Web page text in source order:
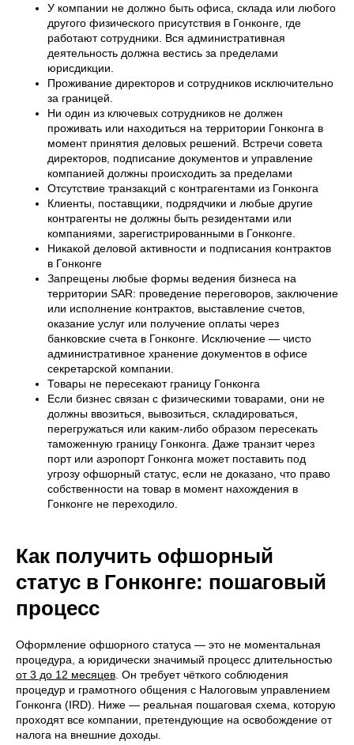
У компании не должно быть офиса, склада или любого
другого физического присутствия в Гонконге, где
работают сотрудники. Вся административная
деятельность должна вестись за пределами
юрисдикции.
Проживание директоров и сотрудников исключительно
за границей.
Ни один из ключевых сотрудников не должен
проживать или находиться на территории Гонконга в
момент принятия деловых решений. Встречи совета
директоров, подписание документов и управление
компанией должны происходить за пределами
Отсутствие транзакций с контрагентами из Гонконга
Клиенты, поставщики, подрядчики и любые другие
контрагенты не должны быть резидентами или
компаниями, зарегистрированными в Гонконге.
Никакой деловой активности и подписания контрактов
в Гонконге
Запрещены любые формы ведения бизнеса на
территории SAR: проведение переговоров, заключение
или исполнение контрактов, выставление счетов,
оказание услуг или получение оплаты через
банковские счета в Гонконге. Исключение — чисто
административное хранение документов в офисе
секретарской компании.
Товары не пересекают границу Гонконга
Если бизнес связан с физическими товарами, они не
должны ввозиться, вывозиться, складироваться,
перегружаться или каким-либо образом пересекать
таможенную границу Гонконга. Даже транзит через
порт или аэропорт Гонконга может поставить под
угрозу офшорный статус, если не доказано, что право
собственности на товар в момент нахождения в
Гонконге не переходило.
Как получить офшорный
статус в Гонконге: пошаговый
процесс
Оформление офшорного статуса — это не моментальная
процедура, а юридически значимый процесс длительностью
от 3 до 12 месяцев . Он требует чёткого соблюдения
процедур и грамотного общения с Налоговым управлением
Гонконга (IRD). Ниже — реальная пошаговая схема, которую
проходят все компании, претендующие на освобождение от
налога на внешние доходы.